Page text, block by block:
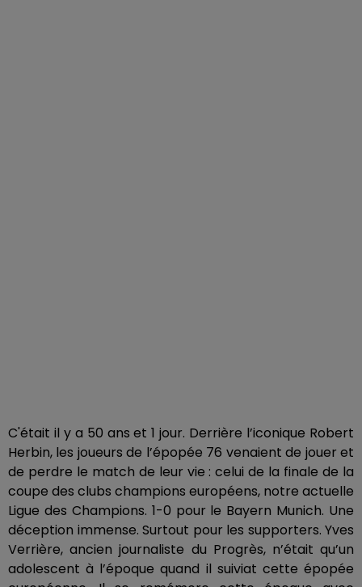
C'était il y a 50 ans et 1 jour. Derrière l’iconique Robert
Herbin, les joueurs de l’épopée 76 venaient de jouer et
de perdre le match de leur vie : celui de la finale de la
coupe des clubs champions européens, notre actuelle
Ligue des Champions. 1-0 pour le Bayern Munich. Une
déception immense. Surtout pour les supporters. Yves
Verrière, ancien journaliste du Progrès, n’était qu’un
adolescent à l’époque quand il suiviat cette épopée